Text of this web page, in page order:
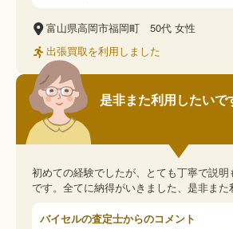
富山県高岡市福岡町 50代 女性
出張買取を利用しました
是非また利用したいで
初めての経験でしたが、とても丁寧で説
です。全てに納得がいきました、是非また
バイセルの査定士からのコメント